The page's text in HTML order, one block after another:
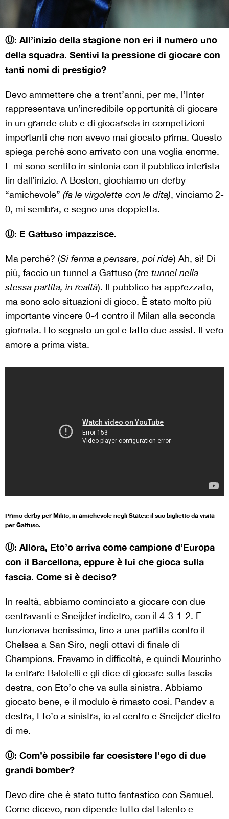
Ⓤ: All’inizio della stagione non eri il numero uno
della squadra. Sentivi la pressione di giocare con
tanti nomi di prestigio?
Devo ammettere che a trent’anni, per me, l’Inter
rappresentava un’incredibile opportunità di giocare
in un grande club e di giocarsela in competizioni
importanti che non avevo mai giocato prima. Questo
spiega perché sono arrivato con una voglia enorme.
E mi sono sentito in sintonia con il pubblico interista
fin dall’inizio. A Boston, giochiamo un derby
“amichevole” (fa le virgolette con le dita), vinciamo 2-
0, mi sembra, e segno una doppietta.
Ⓤ: E Gattuso impazzisce.
Ma perché? (Si ferma a pensare, poi ride) Ah, sì! Di
più, faccio un tunnel a Gattuso (tre tunnel nella
stessa partita, in realtà). Il pubblico ha apprezzato,
ma sono solo situazioni di gioco. È stato molto più
importante vincere 0-4 contro il Milan alla seconda
giornata. Ho segnato un gol e fatto due assist. Il vero
amore a prima vista.
Primo derby per Milito, in amichevole negli States: il suo biglietto da visita
per Gattuso.
Ⓤ: Allora, Eto’o arriva come campione d’Europa
con il Barcellona, eppure è lui che gioca sulla
fascia. Come si è deciso?
In realtà, abbiamo cominciato a giocare con due
centravanti e Sneijder indietro, con il 4-3-1-2. E
funzionava benissimo, fino a una partita contro il
Chelsea a San Siro, negli ottavi di finale di
Champions. Eravamo in difficoltà, e quindi Mourinho
fa entrare Balotelli e gli dice di giocare sulla fascia
destra, con Eto’o che va sulla sinistra. Abbiamo
giocato bene, e il modulo è rimasto cosi. Pandev a
destra, Eto’o a sinistra, io al centro e Sneijder dietro
di me.
Ⓤ: Com’è possibile far coesistere l’ego di due
grandi bomber?
Devo dire che è stato tutto fantastico con Samuel.
Come dicevo, non dipende tutto dal talento e